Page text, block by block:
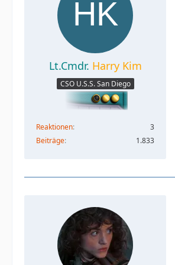
Lt.Cmdr. Harry Kim
CSO U.S.S. San Diego
Reaktionen
3
Beiträge
1.833